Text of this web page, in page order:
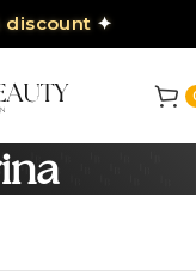
discount ✦